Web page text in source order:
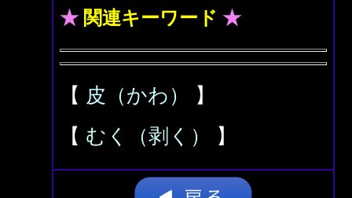
★ 関連キーワード ★
【 皮（かわ）
】
【 むく（剥く） 】